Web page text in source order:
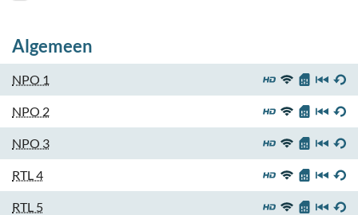
Algemeen
NPO 1
NPO 2
NPO 3
RTL 4
RTL 5